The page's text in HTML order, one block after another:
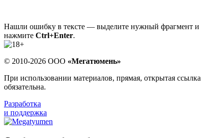
Нашли ошибку в тексте — выделите нужный фрагмент и
нажмите Ctrl+Enter.
© 2010-2026 ООО «Мегатюмень»
При использовании материалов, прямая, открытая ссылка
обязательна.
Разработка
и поддержка